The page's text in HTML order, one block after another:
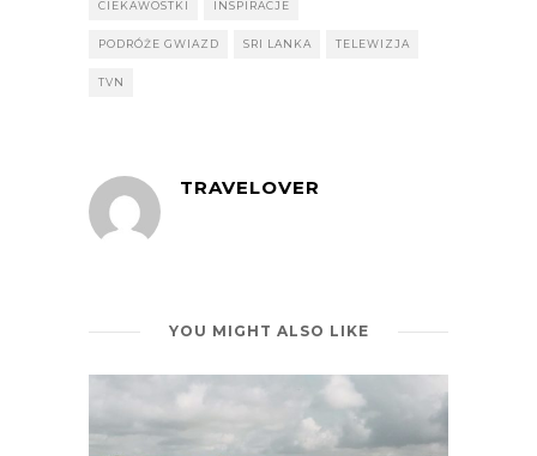
CIEKAWOSTKI INSPIRACJE
PODRÓŻE GWIAZD SRI LANKA TELEWIZJA
TVN
TRAVELOVER
YOU MIGHT ALSO LIKE